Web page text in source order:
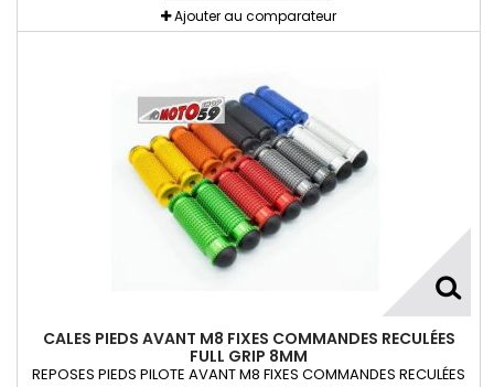
Ajouter au comparateur
CALES PIEDS AVANT M8 FIXES COMMANDES RECULÉES
FULL GRIP 8MM
REPOSES PIEDS PILOTE AVANT M8 FIXES COMMANDES RECULÉES